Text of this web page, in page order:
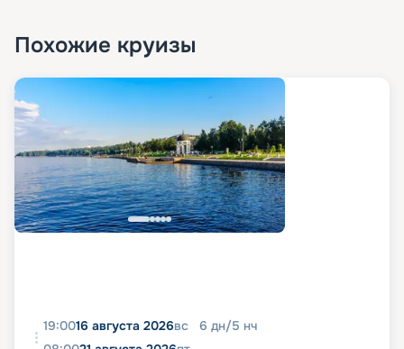
Похожие круизы
19:0016 августа 2026вс 6 дн/5 нч